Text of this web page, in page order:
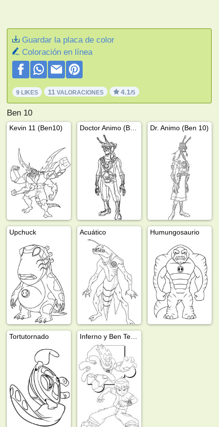
Guardar la placa de color
Coloración en línea
9 LIKES 11 VALORACIONES 4.1/5
Ben 10
Kevin 11 (Ben10) Dr. Animo (Ben 10)
Upchuck Acuático Humungosaurio
Tortutornado